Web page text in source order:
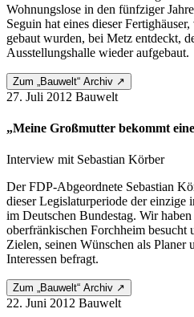
Wohnungslose in den fünfziger
Seguin hat eines dieser
gebaut wurden, bei Metz entdeckt,
Ausstellungshalle wieder aufgebaut.
Zum „Bauwelt“ Archiv ↗
27. Juli 2012 Bauwelt
„Meine Großmutter bekommt
Interview mit Sebastian Körber
Der FDP-Abgeordnete Sebastian
dieser Legislaturperiode der einzige
im Deutschen Bundestag. Wir
oberfränkischen Forchheim besucht
Zielen, seinen Wünschen als Planer
Interessen befragt.
Zum „Bauwelt“ Archiv ↗
22. Juni 2012 Bauwelt